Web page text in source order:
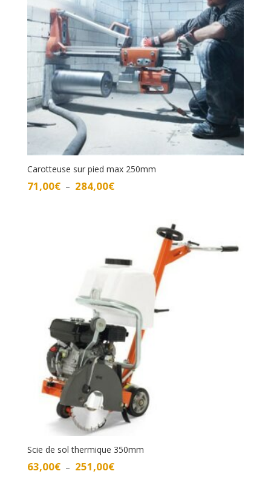
Carotteuse sur pied max 250mm
71,00€ – 284,00€Plage
Scie de sol thermique 350mm
63,00€ – 251,00€Plage